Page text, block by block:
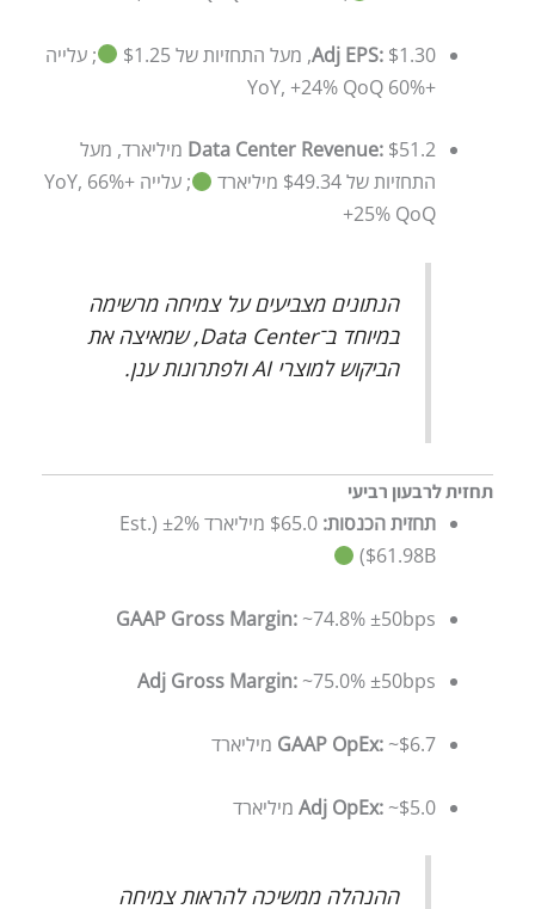
Adj EPS: $1.30, מעל התחזיות של $1.25
; עלייה
+60% YoY, +24% QoQ
Data Center Revenue: $51.2 מיליארד, מעל
התחזיות של $49.34 מיליארד
; עלייה +66% YoY,
+25% QoQ
הנתונים מצביעים על צמיחה מרשימה
במיוחד ב־Data Center, שמאיצה את
הביקוש למוצרי AI ולפתרונות ענן.
תחזית לרבעון רביעי
תחזית הכנסות:
$65.0 מיליארד ±2% (Est.
$61.98B)
GAAP Gross Margin: ~74.8% ±50bps
Adj Gross Margin: ~75.0% ±50bps
GAAP OpEx: ~$6.7 מיליארד
Adj OpEx: ~$5.0 מיליארד
ההנהלה ממשיכה להראות צמיחה